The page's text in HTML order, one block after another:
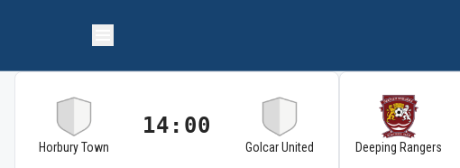
Horbury Town
14:00
Golcar United Deeping Rangers